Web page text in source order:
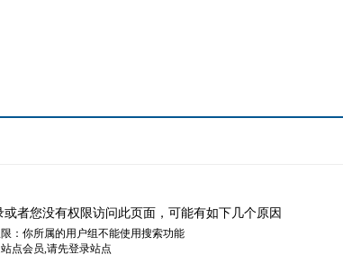
或者您没有权限访问此页面，可能有如下几个原因
：你所属的用户组不能使用搜索功能
点会员,请先登录站点